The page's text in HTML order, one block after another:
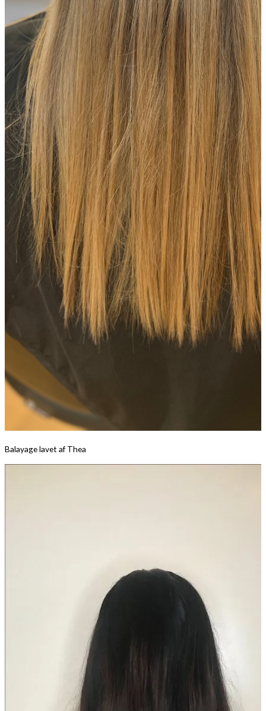
Balayage lavet af Thea